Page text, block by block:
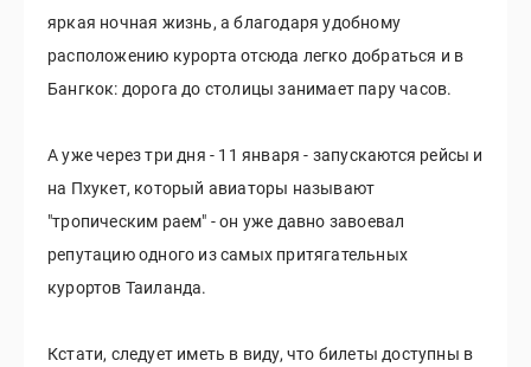
яркая ночная жизнь, а благодаря удобному
расположению курорта отсюда легко добраться и в
Бангкок: дорога до столицы занимает пару часов.
А уже через три дня - 11 января - запускаются рейсы и
на Пхукет, который авиаторы называют
"тропическим раем" - он уже давно завоевал
репутацию одного из самых притягательных
курортов Таиланда.
Кстати, следует иметь в виду, что билеты доступны в